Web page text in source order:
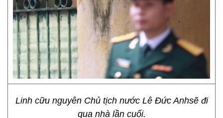
Linh cữu nguyên Chủ tịch nước Lê Đức Anhsẽ đi
qua nhà lần cuối.